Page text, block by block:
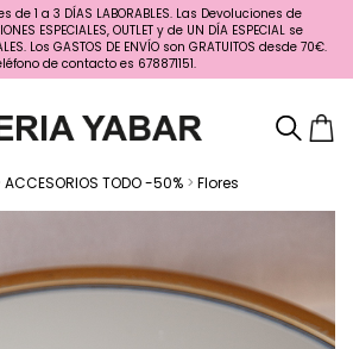
de 1 a 3 DÍAS LABORABLES. Las Devoluciones de
ESPECIALES, OUTLET y de UN DÍA ESPECIAL se
Los GASTOS DE ENVÍO son GRATUITOS desde 70€.
de contacto es 678871151.
ACCESORIOS TODO -50% > Flores